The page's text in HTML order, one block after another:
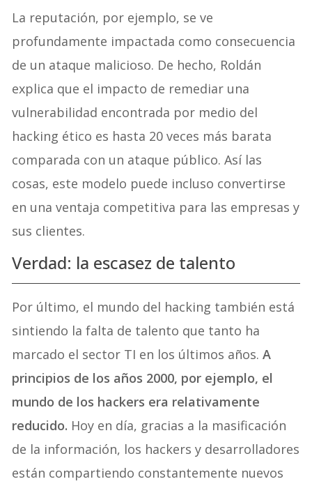
La reputación, por ejemplo, se ve
profundamente impactada como consecuencia
de un ataque malicioso. De hecho, Roldán
explica que el impacto de remediar una
vulnerabilidad encontrada por medio del
hacking ético es hasta 20 veces más barata
comparada con un ataque público. Así las
cosas, este modelo puede incluso convertirse
en una ventaja competitiva para las empresas y
sus clientes.
Verdad: la escasez de talento
Por último, el mundo del hacking también está
sintiendo la falta de talento que tanto ha
marcado el sector TI en los últimos años.A
principios de los años 2000, por ejemplo, el
mundo de los hackers era relativamente
reducido. Hoy en día, gracias a la masificación
de la información, los hackers y desarrolladores
están compartiendo constantemente nuevos